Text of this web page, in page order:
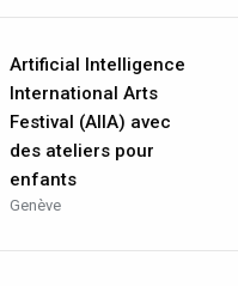
Artificial Intelligence
International Arts
Festival (AIIA) avec
des ateliers pour
enfants
Genève